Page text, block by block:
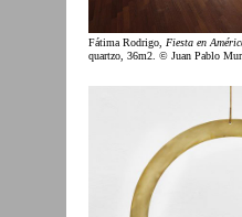
Fátima Rodrigo, Fiesta en
quartzo, 36m2. © Juan Pablo